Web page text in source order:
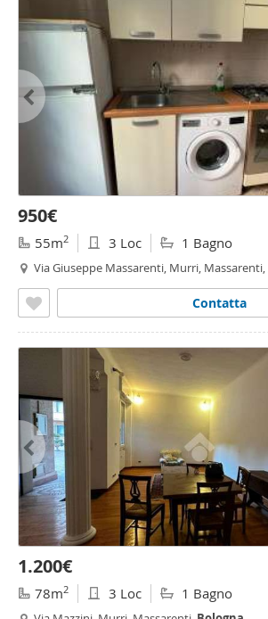
950€
55m2 3 Loc 1 Bagno
Via Giuseppe Massarenti, Murri, Massarenti,
Contatta
1.200€
78m2 3 Loc 1 Bagno